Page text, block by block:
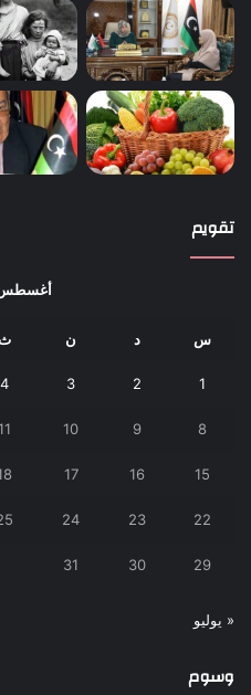
تقويم
أغسطس
س د ن
1
2
3
4
8
9
10
15
16
17
22
23
24
29
30
31
« يوليو
وسوم